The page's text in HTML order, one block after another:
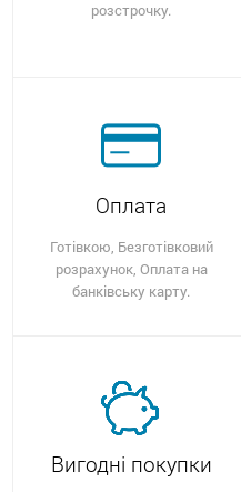
розстрочку.
Оплата
Готівкою, Безготівковий
розрахунок, Оплата на
банківську карту.
Вигодні покупки